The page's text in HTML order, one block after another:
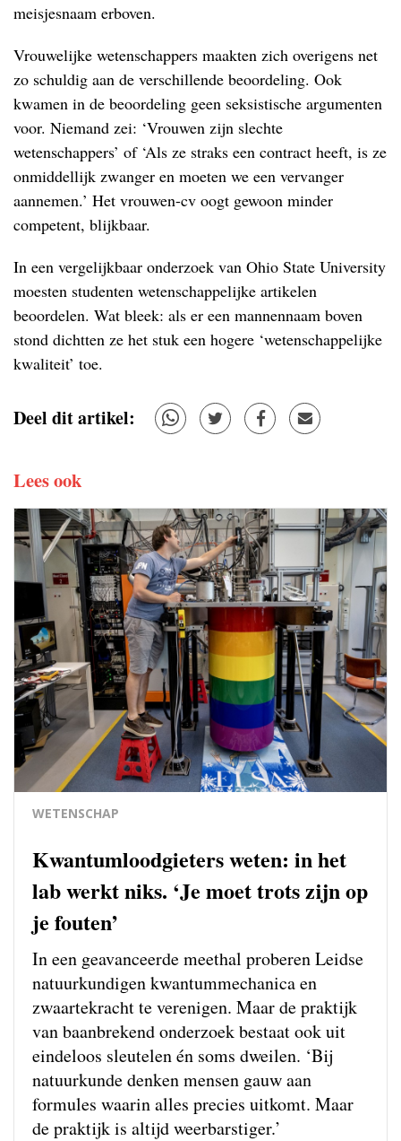
meisjesnaam erboven.
Vrouwelijke wetenschappers maakten zich overigens net
zo schuldig aan de verschillende beoordeling. Ook
kwamen in de beoordeling geen seksistische argumenten
voor. Niemand zei: ‘Vrouwen zijn slechte
wetenschappers’ of ‘Als ze straks een contract heeft, is ze
onmiddellijk zwanger en moeten we een vervanger
aannemen.’ Het vrouwen-cv oogt gewoon minder
competent, blijkbaar.
In een vergelijkbaar onderzoek van Ohio State University
moesten studenten wetenschappelijke artikelen
beoordelen. Wat bleek: als er een mannennaam boven
stond dichtten ze het stuk een hogere ‘wetenschappelijke
kwaliteit’ toe.
Deel dit artikel:
Lees ook
WETENSCHAP
Kwantumloodgieters weten: in het
lab werkt niks. ‘Je moet trots zijn op
je fouten’
In een geavanceerde meethal proberen Leidse
natuurkundigen kwantum­mechanica en
zwaartekracht te verenigen. Maar de praktijk
van baanbrekend onderzoek bestaat ook uit
eindeloos sleutelen én soms dweilen. ‘Bij
natuurkunde denken mensen gauw aan
formules waarin alles precies uitkomt. Maar
de praktijk is altijd weerbarstiger.’